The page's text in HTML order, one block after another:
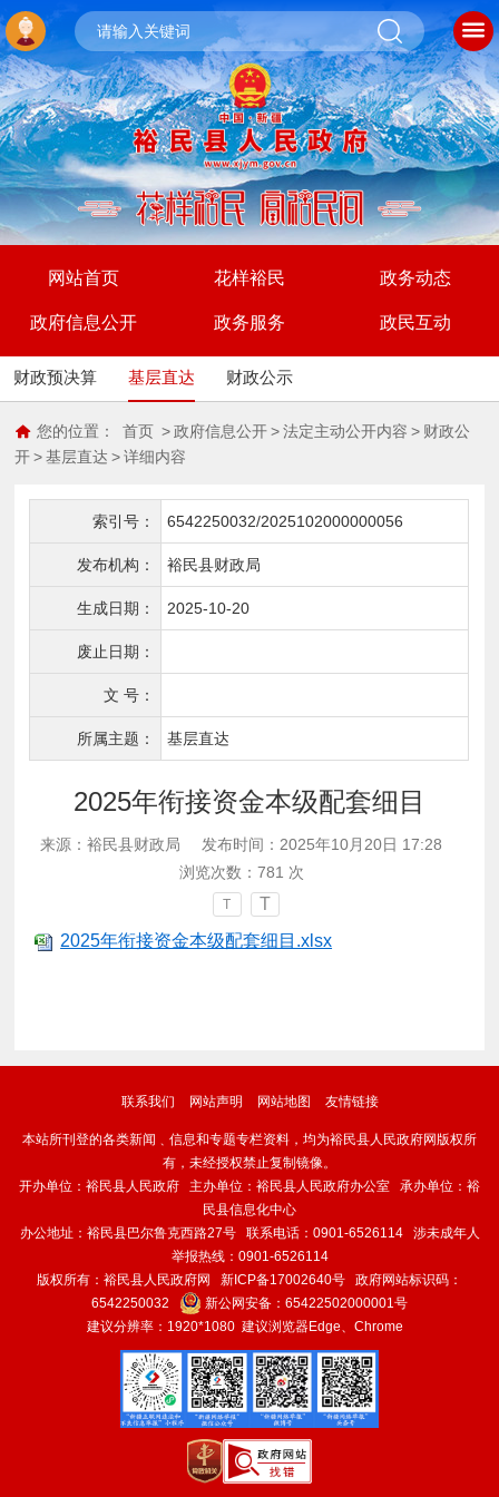
网站首页 花样裕民 政务动态
政府信息公开 政务服务 政民互动
财政预决算 基层直达 财政公示
您的位置： 首页 > 政府信息公开 > 法定主动公开内容 > 财政公
开 > 基层直达 > 详细内容
索引号： 6542250032/2025102000000056
发布机构： 裕民县财政局
生成日期： 2025-10-20
废止日期：
文 号：
所属主题： 基层直达
2025年衔接资金本级配套细目
来源：裕民县财政局
发布时间：2025年10月20日 17:28
浏览次数： 781 次
T
T
2025年衔接资金本级配套细目.xlsx
联系我们 网站声明 网站地图 友情链接
本站所刊登的各类新闻﹑信息和专题专栏资料，均为裕民县人民政府网版权所
有，未经授权禁止复制镜像。
开办单位：裕民县人民政府 主办单位：裕民县人民政府办公室 承办单位：裕
民县信息化中心
办公地址：裕民县巴尔鲁克西路27号 联系电话：0901-6526114 涉未成年人
举报热线：0901-6526114
版权所有：裕民县人民政府网 新ICP备17002640号 政府网站标识码：
6542250032
新公网安备： 65422502000001号
建议分辨率：1920*1080 建议浏览器Edge、Chrome